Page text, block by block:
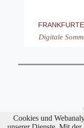
Digitale
Cookies und